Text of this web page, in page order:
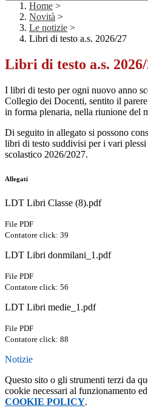
Home >
Novità >
Le notizie >
Libri di testo a.s. 2026/27
Libri di testo a.s.
I libri di testo per ogni nuovo anno
Collegio dei Docenti, sentito il
in forma plenaria, nella riunione del
Di seguito in allegato si possono
libri di testo suddivisi per i vari
scolastico 2026/2027.
Allegati
LDT Libri Classe (8).pdf
File PDF
Contatore click: 39
LDT Libri donmilani_1.pdf
File PDF
Contatore click: 56
LDT Libri medie_1.pdf
File PDF
Contatore click: 88
Notizie
Questo sito o gli strumenti terzi da
cookie necessari al funzionamento
COOKIE POLICY.